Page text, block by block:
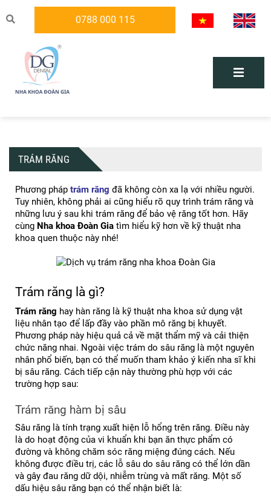
0788 000 115
TRÁM RĂNG
Phương pháp trám răng đã không còn xa lạ với nhiều người.
Tuy nhiên, không phải ai cũng hiểu rõ quy trình trám răng và
những lưu ý sau khi trám răng để bảo vệ răng tốt hơn. Hãy
cùng Nha khoa Đoàn Gia tìm hiểu kỹ hơn về kỹ thuật nha
khoa quen thuộc này nhé!
Trám răng là gì?
Trám răng hay hàn răng là kỹ thuật nha khoa sử dụng vật
liệu nhân tạo để lấp đầy vào phần mô răng bị khuyết.
Phương pháp này hiệu quả cả về mặt thẩm mỹ và cải thiện
chức năng nhai. Ngoài việc trám do sâu răng là một nguyên
nhân phổ biến, bạn có thể muốn tham khảo ý kiến ​​nha sĩ khi
bị sâu răng. Cách tiếp cận này thường phù hợp với các
trường hợp sau:
Trám răng hàm bị sâu
Sâu răng là tính trạng xuất hiện lỗ hổng trên răng. Điều này
là do hoạt động của vi khuẩn khi bạn ăn thực phẩm có
đường và không chăm sóc răng miệng đúng cách. Nếu
không được điều trị, các lỗ sâu do sâu răng có thể lớn dần
và gây đau răng dữ dội, nhiễm trùng và mất răng. Một số
dấu hiệu sâu răng bạn có thể nhận biết là: